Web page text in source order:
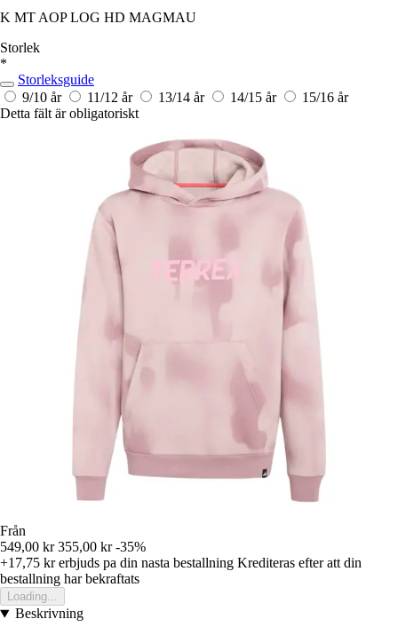
K MT AOP LOG HD MAGMAU
Storlek
*
Storleksguide
9/10 år
11/12 år 13/14 år 14/15 år
15/16 år
Detta fält är obligatoriskt
Från
549,00 kr 355,00 kr -35%
+17,75 krerbjuds pa din nasta bestallning Krediteras efter att din
bestallning har bekraftats
Loading...
Beskrivning